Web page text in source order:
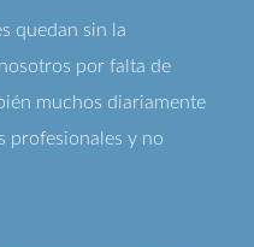
quedan sin la
por falta de
muchos diariamente
profesionales y no